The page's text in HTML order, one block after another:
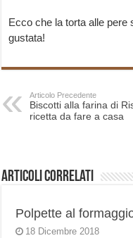
Ecco che la torta alle pere
gustata!
Articolo Precedente
Biscotti alla farina di
ricetta da fare a casa
Articoli correlati
Polpette al
18 Dicembre 2018